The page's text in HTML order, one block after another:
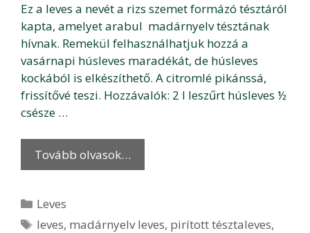
Ez a leves a nevét a rizs szemet formázó tésztáról
kapta, amelyet arabul madárnyelv tésztának
hívnak. Remekül felhasználhatjuk hozzá a
vasárnapi húsleves maradékát, de húsleves
kockából is elkészíthető. A citromlé pikánssá,
frissítővé teszi. Hozzávalók: 2 l leszűrt húsleves ½
csésze …
Tovább olvasok…
Kategória
Leves
Címkék
leves, madárnyelv leves, pirított tésztaleves,